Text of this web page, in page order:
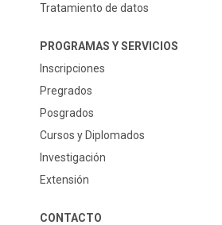
Tratamiento de datos
PROGRAMAS Y SERVICIOS
Inscripciones
Pregrados
Posgrados
Cursos y Diplomados
Investigación
Extensión
CONTACTO